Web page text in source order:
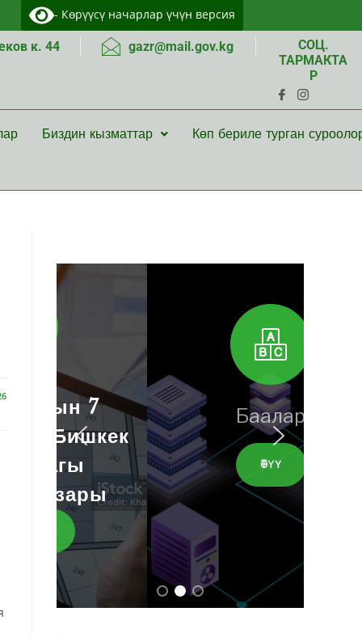
- Көрүүсү начарлар үчүн версия
к. 44 gazr@mail.gov.kg
СОЦ.
ТАРМАКТА
Р
Биздин кызматтар Көп бериле турган
Баалар
ӨТҮҮ